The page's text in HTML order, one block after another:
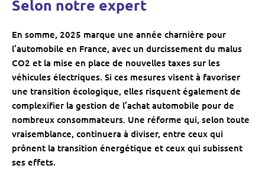
Selon notre expert
En somme, 2025 marque une année charnière pour
l’automobile en France, avec un durcissement du malus
CO2 et la mise en place de nouvelles taxes sur les
véhicules électriques. Si ces mesures visent à favoriser
une transition écologique, elles risquent également de
complexifier la gestion de l’achat automobile pour de
nombreux consommateurs. Une réforme qui, selon toute
vraisemblance, continuera à diviser, entre ceux qui
prônent la transition énergétique et ceux qui subissent
ses effets.